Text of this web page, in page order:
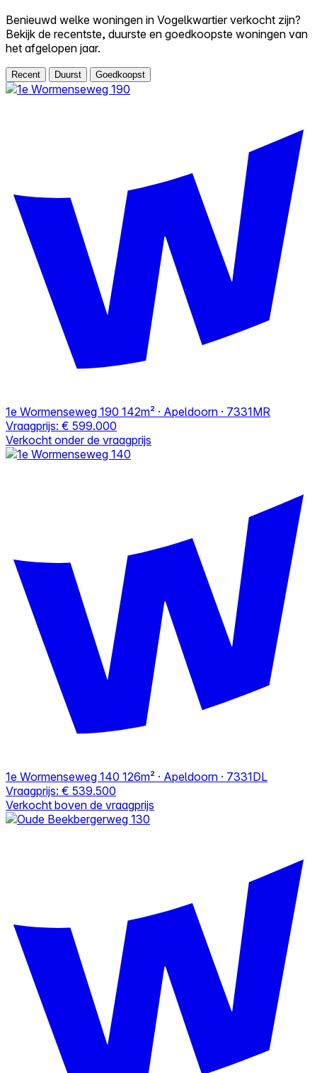
Benieuwd welke woningen in Vogelkwartier verkocht zijn?
Bekijk de recentste, duurste en goedkoopste woningen van
het afgelopen jaar.
Recent Duurst Goedkoopst
1e Wormenseweg 190 142m² · Apeldoorn · 7331MR
Vraagprijs: € 599.000
Verkocht onder de vraagprijs
1e Wormenseweg 140 126m² · Apeldoorn · 7331DL
Vraagprijs: € 539.500
Verkocht boven de vraagprijs